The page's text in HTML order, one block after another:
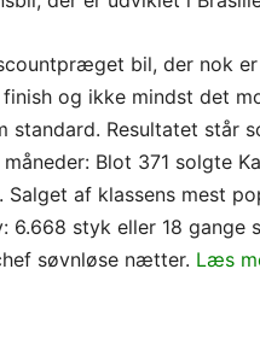
bil, der nok
og ikke mindst det
standard. Resultatet står
Blot 371 solgte
Salget af klassens mest
6.668 styk eller 18 gange
søvnløse nætter. Læs